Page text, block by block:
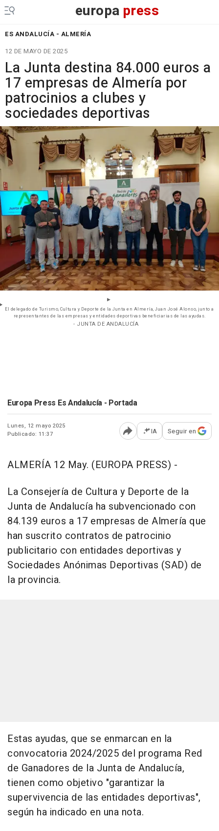
europa press
ES ANDALUCÍA - ALMERÍA
12 DE MAYO DE 2025
La Junta destina 84.000 euros a
17 empresas de Almería por
patrocinios a clubes y
sociedades deportivas
El delegado de Turismo, Cultura y Deporte de la Junta en Almería, Juan José Alonso, junto a
representantes de las empresas y entidades deportivas beneficiarias de las ayudas.
- JUNTA DE ANDALUCÍA
Europa Press Es Andalucía - Portada
Lunes, 12 mayo 2025
Publicado: 11:37
Abrir opciones para
IA Seguir en
ALMERÍA 12 May. (EUROPA PRESS) -
La Consejería de Cultura y Deporte de la
Junta de Andalucía ha subvencionado con
84.139 euros a 17 empresas de Almería que
han suscrito contratos de patrocinio
publicitario con entidades deportivas y
Sociedades Anónimas Deportivas (SAD) de
la provincia.
Estas ayudas, que se enmarcan en la
convocatoria 2024/2025 del programa Red
de Ganadores de la Junta de Andalucía,
tienen como objetivo "garantizar la
supervivencia de las entidades deportivas",
según ha indicado en una nota.